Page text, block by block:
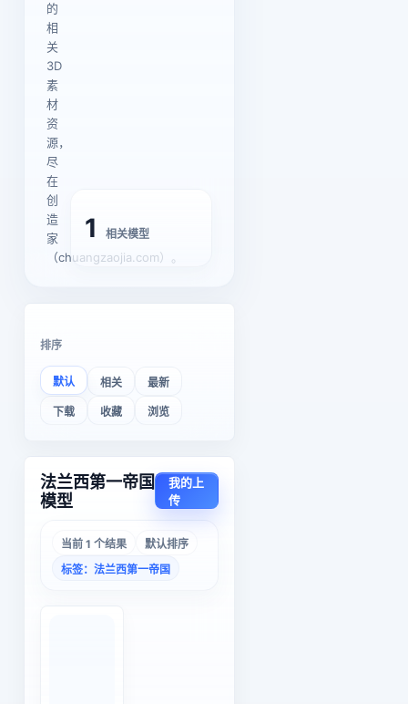
的
相
关
3D
素
材
资
源，
尽
在
创
造
家
（chuangzaojia.com）。
1 相关模型
排序
默认 相关 最新
下载 收藏 浏览
法兰西第一帝国
模型
我的上
传
当前 1 个结果
默认排序
标签：法兰西第一帝国